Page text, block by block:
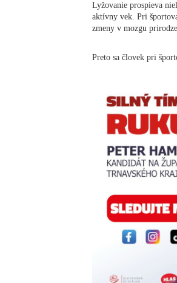
Lyžovanie prospieva
aktívny vek. Pri
zmeny v mozgu
Preto sa človek pri